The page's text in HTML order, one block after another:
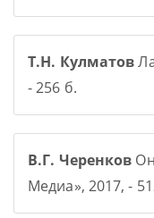
Т.Н. Кулматов
- 256 б.
В.Г. Черенков
Медиа», 2017, -